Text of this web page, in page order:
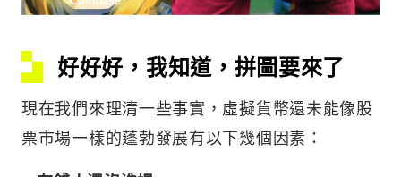
好好好，我知道，拼圖要來了
現在我們來理清一些事實，虛擬貨幣還未能像股
票市場一樣的蓬勃發展有以下幾個因素：